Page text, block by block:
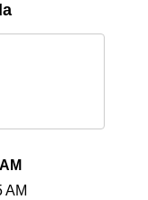
AM